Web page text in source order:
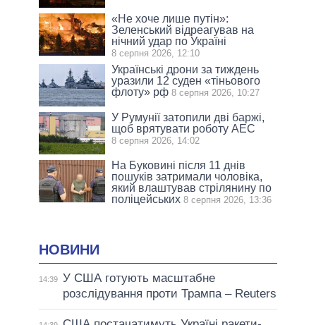
«Не хоче лише путін»:
Зеленський відреагував на
нічний удар по Україні
8 серпня 2026, 12:10
Українські дрони за тиждень
уразили 12 суден «тіньового
флоту» рф 8 серпня 2026, 10:27
У Румунії затопили дві баржі,
щоб врятувати роботу АЕС
8 серпня 2026, 14:02
На Буковині після 11 днів
пошуків затримали чоловіка,
який влаштував стрілянину по
поліцейських 8 серпня 2026, 13:36
НОВИНИ
14:39 У США готують масштабне
розслідування проти Трампа – Reuters